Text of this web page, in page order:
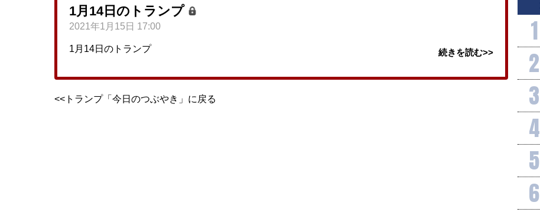
1月14日のトランプ
2021年1月15日 17:00
1月14日のトランプ 続きを読む>>
<<トランプ「今日のつぶやき」に戻る
1
2
3
4
5
6